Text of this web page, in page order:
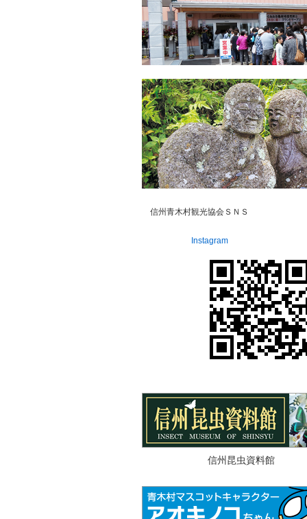
信州青木村観光協会ＳＮＳ
Instagram
信州昆虫資料館